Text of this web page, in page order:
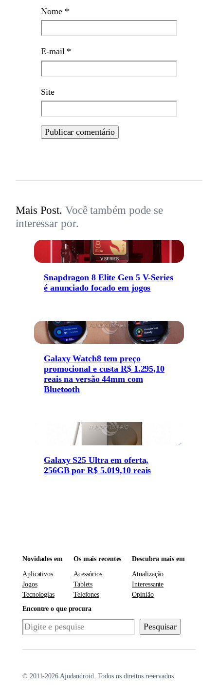
Nome *
E-mail *
Site
Mais Post. Você também pode se
interessar por.
Snapdragon 8 Elite Gen 5 V-Series
é anunciado focado em jogos
Galaxy Watch8 tem preço
promocional e custa R$ 1.295,10
reais na versão 44mm com
Bluetooth
Galaxy S25 Ultra em oferta,
256GB por R$ 5.019,10 reais
Novidades em
Aplicativos
Jogos
Tecnologias
Os mais recentes
Acessórios
Tablets
Telefones
Descubra mais em
Atualização
Interessante
Opinião
Encontre o que procura
Pesquisar Pesquisar
© 2011-2026 Ajudandroid. Todos os direitos reservados.